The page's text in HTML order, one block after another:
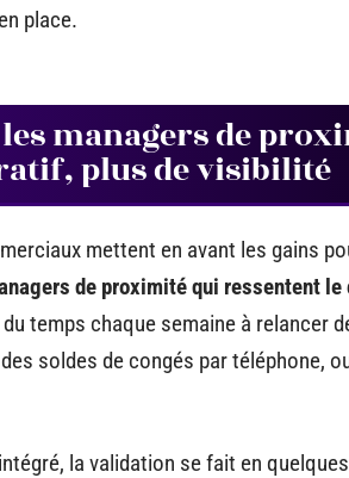
place.
managers de
plus de visibilité
mettent en avant les gains
de proximité qui ressentent
du temps chaque semaine à relancer
soldes de congés par téléphone,
la validation se fait en